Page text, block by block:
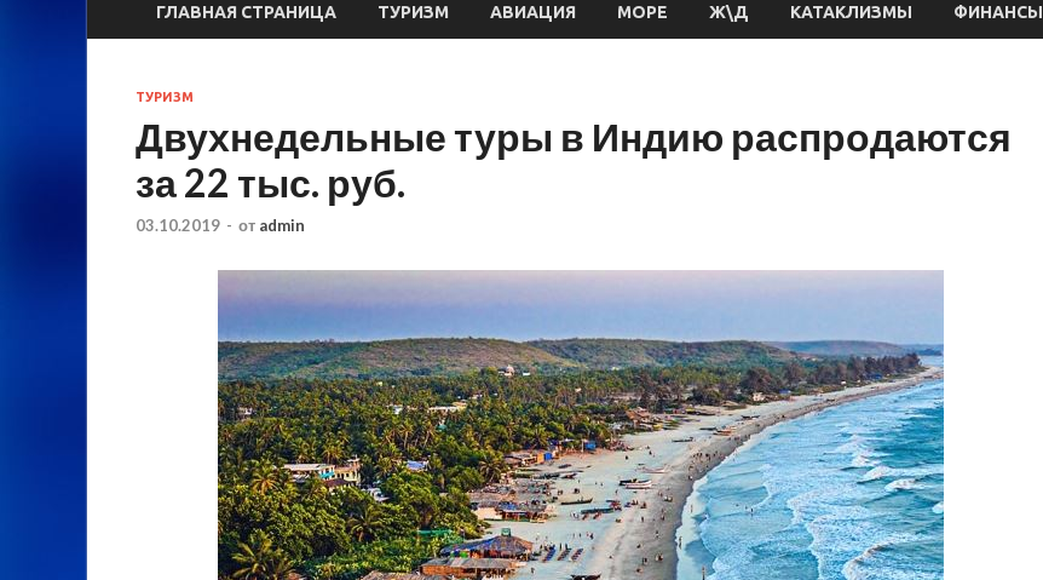
ГЛАВНАЯ СТРАНИЦА ТУРИЗМ АВИАЦИЯ МОРЕ Ж\Д КАТАКЛИЗМЫ ФИНАНСЫ
ТУРИЗМ
Двухнедельные туры в Индию распродаются
за 22 тыс. руб.
03.10.2019 - от admin